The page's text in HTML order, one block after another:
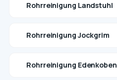
Rohrreinigung Landstuhl
Rohrreinigung Jockgrim
Rohrreinigung Edenkoben